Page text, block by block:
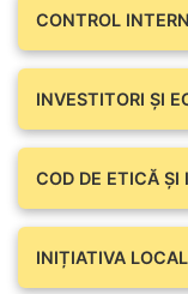
CONTROL
INVESTITORI ȘI
COD DE ETICĂ ȘI
INIȚIATIVA